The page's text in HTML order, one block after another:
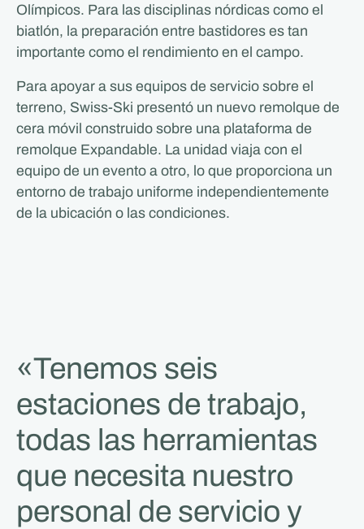
Olímpicos. Para las disciplinas nórdicas como el
biatlón, la preparación entre bastidores es tan
importante como el rendimiento en el campo.
Para apoyar a sus equipos de servicio sobre el
terreno, Swiss-Ski presentó un nuevo remolque de
cera móvil construido sobre una plataforma de
remolque Expandable. La unidad viaja con el
equipo de un evento a otro, lo que proporciona un
entorno de trabajo uniforme independientemente
de la ubicación o las condiciones.
«Tenemos seis
estaciones de trabajo,
todas las herramientas
que necesita nuestro
personal de servicio y